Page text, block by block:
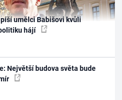
umělci Babišovi kvůli
hájí
Největší budova světa bude